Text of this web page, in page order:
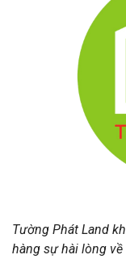
Tường Phát Land
hàng sự hài lòng